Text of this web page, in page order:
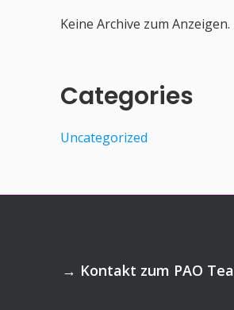
Keine Archive zum Anzeigen.
Categories
Uncategorized
→ Kontakt zum PAO